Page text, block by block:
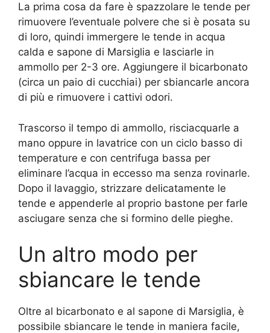
La prima cosa da fare è spazzolare le tende per
rimuovere l’eventuale polvere che si è posata su
di loro, quindi immergere le tende in acqua
calda e sapone di Marsiglia e lasciarle in
ammollo per 2-3 ore. Aggiungere il bicarbonato
(circa un paio di cucchiai) per sbiancarle ancora
di più e rimuovere i cattivi odori.
Trascorso il tempo di ammollo, risciacquarle a
mano oppure in lavatrice con un ciclo basso di
temperature e con centrifuga bassa per
eliminare l’acqua in eccesso ma senza rovinarle.
Dopo il lavaggio, strizzare delicatamente le
tende e appenderle al proprio bastone per farle
asciugare senza che si formino delle pieghe.
Un altro modo per
sbiancare le tende
Oltre al bicarbonato e al sapone di Marsiglia, è
possibile sbiancare le tende in maniera facile,